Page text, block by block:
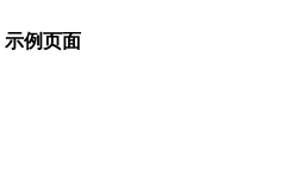
示例页面